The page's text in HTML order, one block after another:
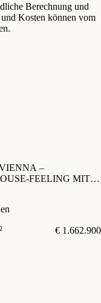
Berechnung und
Kosten können vom
–
FEELING MIT
€ 1.662.900